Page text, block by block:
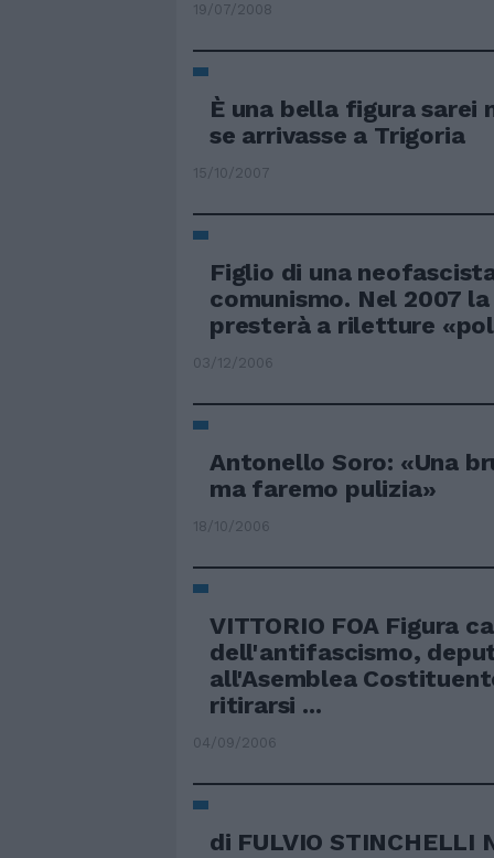
19/07/2008
È una bella figura
se arrivasse a Trigoria
15/10/2007
Figlio di una
comunismo. Nel 2007
presterà a riletture
03/12/2006
Antonello Soro: «Una
ma faremo pulizia»
18/10/2006
VITTORIO FOA Figura
dell'antifascismo,
all'Asemblea
ritirarsi ...
04/09/2006
di FULVIO STINCHELLI